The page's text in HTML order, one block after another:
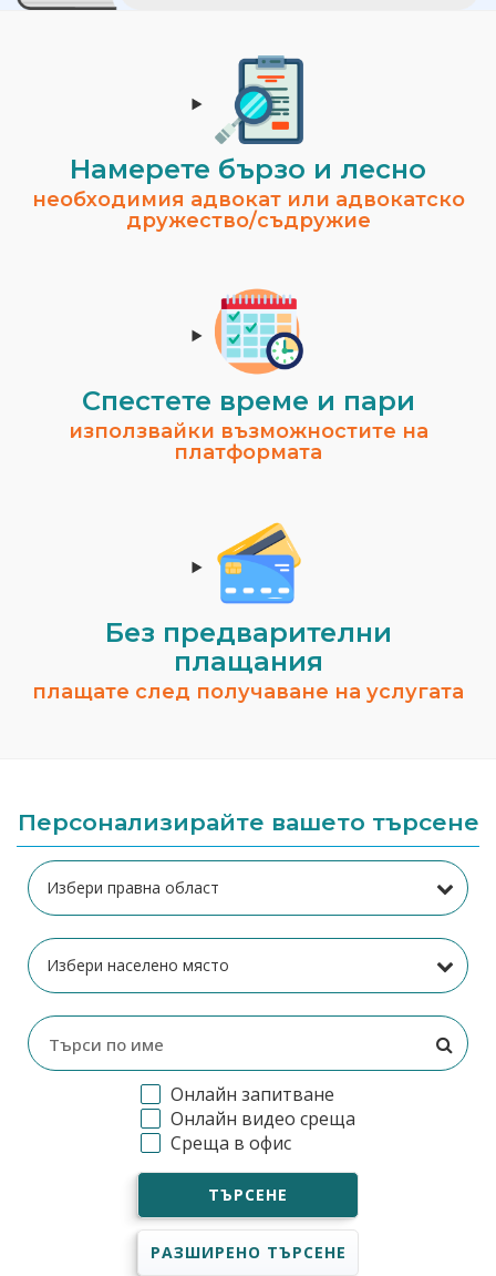
Намерете бързо и лесно
необходимия адвокат или адвокатско
дружество/съдружие
Спестeте време и пари
използвайки възможностите на
платформата
Без предварителни
плащания
плащате след получаване на услугата
Персонализирайте вашето търсене
Онлайн запитване
Онлайн видео среща
Среща в офис
ТЪРСЕНЕ
РАЗШИРЕНО ТЪРСЕНЕ